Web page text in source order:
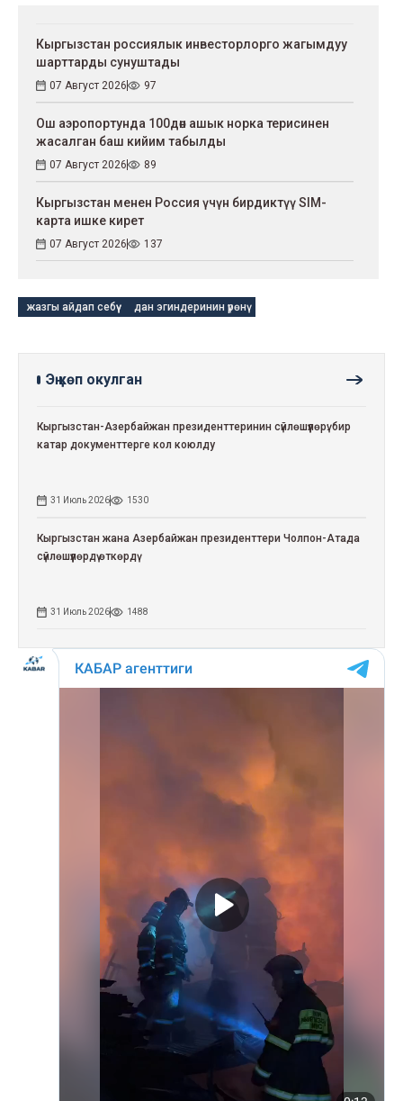
Кыргызстан россиялык инвесторлорго жагымдуу
шарттарды сунуштады
07 Август 2026 97
Ош аэропортунда 100дөн ашык норка терисинен
жасалган баш кийим табылды
07 Август 2026 89
Кыргызстан менен Россия үчүн бирдиктүү SIM-
карта ишке кирет
07 Август 2026 137
жазгы айдап себүү дан эгиндеринин үрөнү
Эң көп окулган
Кыргызстан-Азербайжан президенттеринин сүйлөшүүлөрү: бир
катар документтерге кол коюлду
31 Июль 2026 1530
Кыргызстан жана Азербайжан президенттери Чолпон-Атада
сүйлөшүүлөрдү өткөрдү
31 Июль 2026 1488